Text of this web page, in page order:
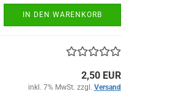
IN DEN WARENKORB
2,50 EUR
inkl. 7% MwSt. zzgl. Versand